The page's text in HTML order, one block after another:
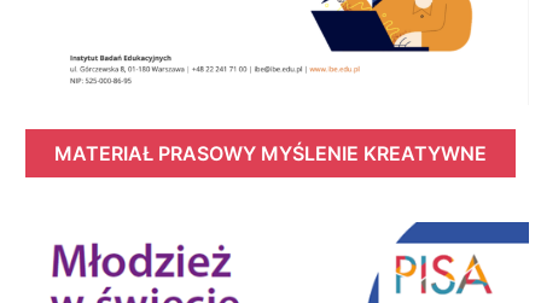
MATERIAŁ PRASOWY MYŚLENIE KREATYWNE